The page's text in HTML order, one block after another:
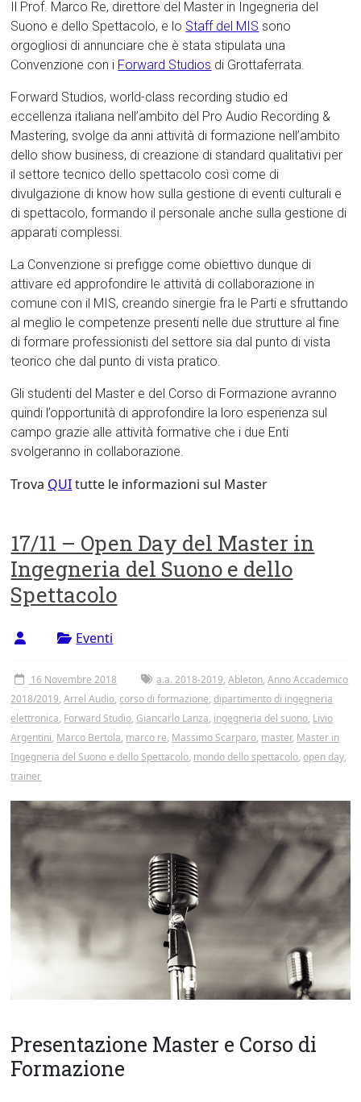
Il Prof. Marco Re, direttore del Master in Ingegneria del
Suono e dello Spettacolo, e lo Staff del MIS sono
orgogliosi di annunciare che è stata stipulata una
Convenzione con i Forward Studios di Grottaferrata.
Forward Studios, world-class recording studio ed
eccellenza italiana nell’ambito del Pro Audio Recording &
Mastering, svolge da anni attività di formazione nell’ambito
dello show business, di creazione di standard qualitativi per
il settore tecnico dello spettacolo così come di
divulgazione di know how sulla gestione di eventi culturali e
di spettacolo, formando il personale anche sulla gestione di
apparati complessi.
La Convenzione si prefigge come obiettivo dunque di
attivare ed approfondire le attività di collaborazione in
comune con il MIS, creando sinergie fra le Parti e sfruttando
al meglio le competenze presenti nelle due strutture al fine
di formare professionisti del settore sia dal punto di vista
teorico che dal punto di vista pratico.
Gli studenti del Master e del Corso di Formazione avranno
quindi l’opportunità di approfondire la loro esperienza sul
campo grazie alle attività formative che i due Enti
svolgeranno in collaborazione.
Trova QUItutte le informazioni sul Master
17/11 – Open Day del Master in
Ingegneria del Suono e dello
Spettacolo
Eventi
16 Novembre 2018 a.a. 2018-2019,Ableton,Anno Accademico
2018/2019,Arrel Audio,corso di formazione,dipartimento di ingegneria
elettronica, Forward Studio, Giancarlo Lanza, ingegneria del suono, Livio
Argentini, Marco Bertola, marco re, Massimo Scarparo, master, Master in
Ingegneria del Suono e dello Spettacolo, mondo dello spettacolo,open day,
trainer
Presentazione Master e Corso di
Formazione